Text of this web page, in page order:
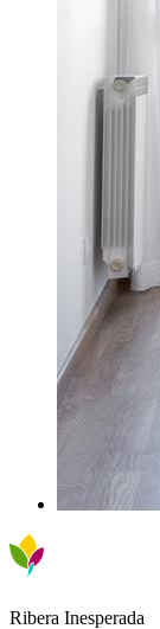
Ribera Inesperada